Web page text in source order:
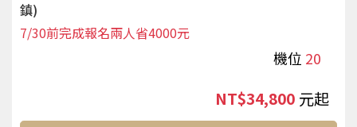
鎮)
機位 20
7/30前完成報名兩人省4000元
NT$34,800 起